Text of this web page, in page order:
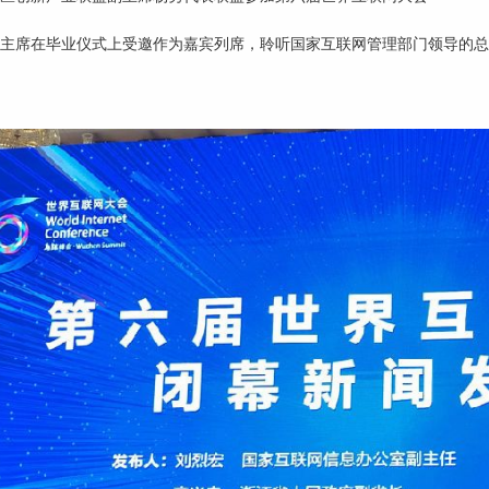
席在毕业仪式上受邀作为嘉宾列席，聆听国家互联网管理部门领导的